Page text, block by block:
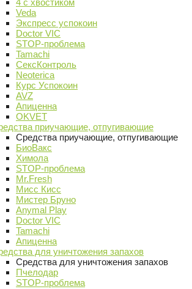
4 с хвостиком
Veda
Экспресс успокоин
Doctor VIC
STOP-проблема
Tamachi
СексКонтроль
Neoterica
Курс Успокоин
AVZ
Апиценна
OKVET
приучающие, отпугивающие
Средства приучающие, отпугивающие
БиоВакс
Химола
STOP-проблема
Mr.Fresh
Мисс Кисс
Мистер Бруно
Anymal Play
Doctor VIC
Tamachi
Апиценна
для уничтожения запахов
Средства для уничтожения запахов
Пчелодар
STOP-проблема